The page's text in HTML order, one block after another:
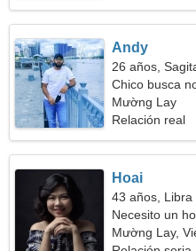
Andy
26 años,
Chico busca
Mường Lay
Relación real
Hoai
43 años, Libra
Necesito un
Mường Lay,